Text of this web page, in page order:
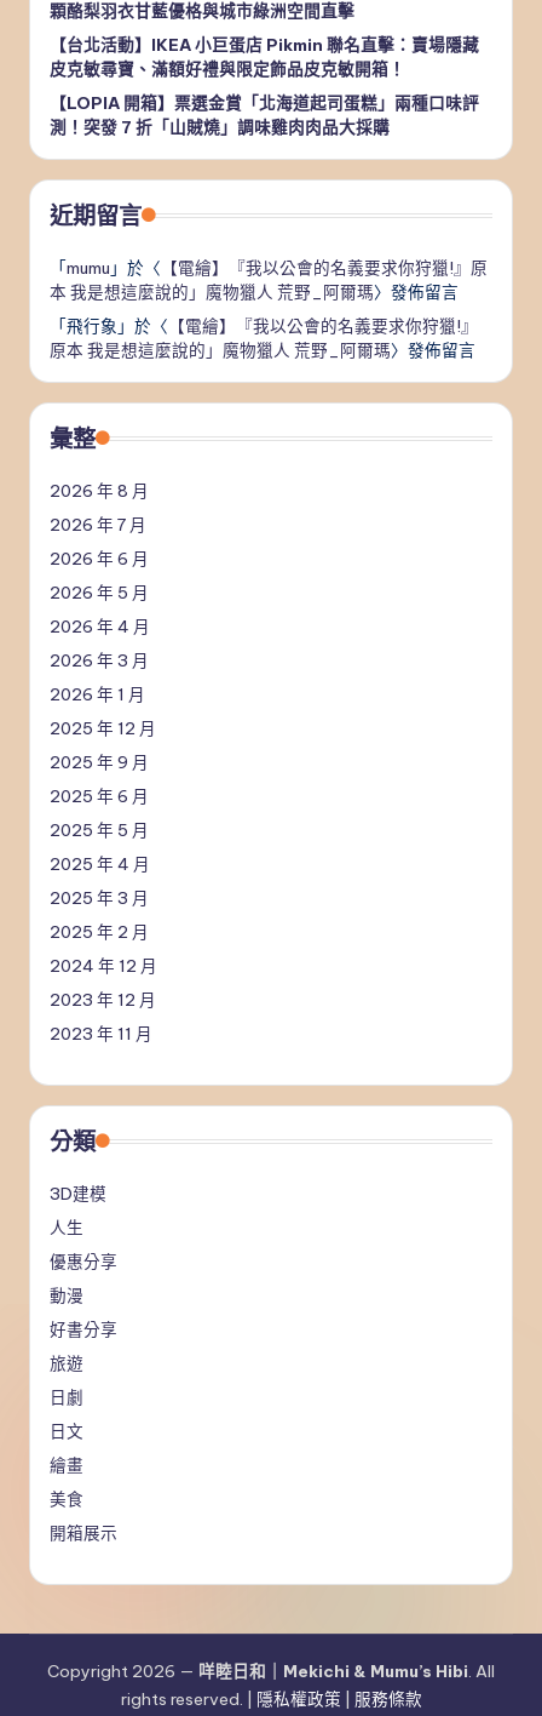
顆酪梨羽衣甘藍優格與城市綠洲空間直擊
【台北活動】IKEA 小巨蛋店 Pikmin 聯名直擊：賣場隱藏
皮克敏尋寶、滿額好禮與限定飾品皮克敏開箱！
【LOPIA 開箱】票選金賞「北海道起司蛋糕」兩種口味評
測！突發 7 折「山賊燒」調味雞肉肉品大採購
近期留言
「mumu 」於〈 【電繪】『我以公會的名義要求你狩獵!』原
本 我是想這麼說的」魔物獵人 荒野_阿爾瑪〉發佈留言
「飛行象 」於〈 【電繪】『我以公會的名義要求你狩獵!』
原本 我是想這麼說的」魔物獵人 荒野_阿爾瑪〉發佈留言
彙整
2026 年 8 月
2026 年 7 月
2026 年 6 月
2026 年 5 月
2026 年 4 月
2026 年 3 月
2026 年 1 月
2025 年 12 月
2025 年 9 月
2025 年 6 月
2025 年 5 月
2025 年 4 月
2025 年 3 月
2025 年 2 月
2024 年 12 月
2023 年 12 月
2023 年 11 月
分類
3D建模
人生
優惠分享
動漫
好書分享
旅遊
日劇
日文
繪畫
美食
開箱展示
Copyright 2026 — 咩睦日和｜Mekichi & Mumu’s Hibi. All
rights reserved. | 隱私權政策 服務條款